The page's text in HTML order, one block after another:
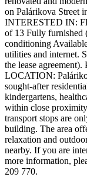
on Palárikova
INTERESTED IN:
of 13 Fully furnished
conditioning
utilities and internet.
the lease
LOCATION:
sought-after
kindergartens,
within close
transport stops are
building. The area
relaxation and
nearby. If you are
more information,
209 770.